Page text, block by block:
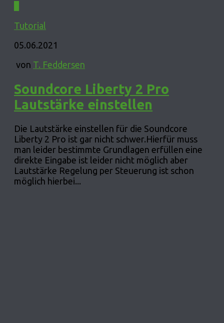
Tutorial
05.06.2021
von T. Feddersen
Soundcore Liberty 2 Pro
Lautstärke einstellen
Die Lautstärke einstellen für die Soundcore
Liberty 2 Pro ist gar nicht schwer.Hierfür muss
man leider bestimmte Grundlagen erfüllen eine
direkte Eingabe ist leider nicht möglich aber
Lautstärke Regelung per Steuerung ist schon
möglich hierbei...